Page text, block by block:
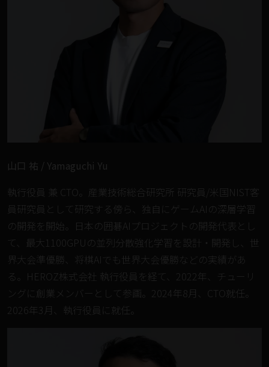
山口 祐 / Yamaguchi Yu
執行役員 兼 CTO。産業技術総合研究所 研究員/米国NIST客
員研究員として研究する傍ら、独自にゲームAIの深層学習
の開発を開始。日本の囲碁AIプロジェクトの開発代表とし
て、最大1100GPUの並列分散強化学習を設計・開発し、世
界大会準優勝、将棋AIでも世界大会優勝などの実績があ
る。HEROZ株式会社 執行役員を経て、2022年、チューリ
ングに創業メンバーとして参画。2024年8月、CTO就任。
2026年3月、執行役員に就任。